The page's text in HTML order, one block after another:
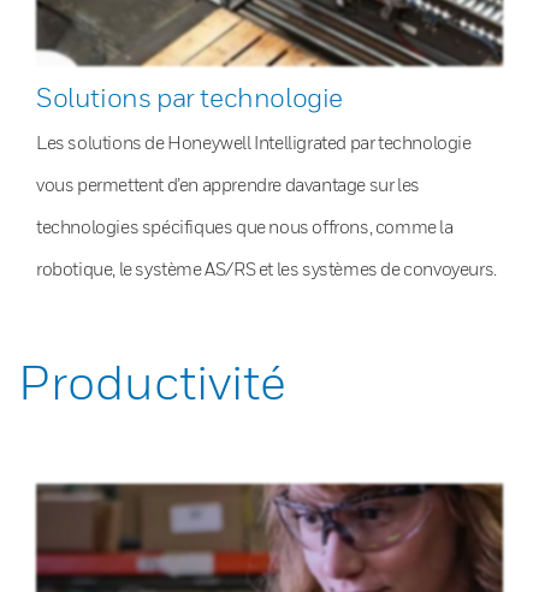
Solutions par technologie
Les solutions de Honeywell Intelligrated par technologie
vous permettent d’en apprendre davantage sur les
technologies spécifiques que nous offrons, comme la
robotique, le système AS/RS et les systèmes de convoyeurs.
Productivité